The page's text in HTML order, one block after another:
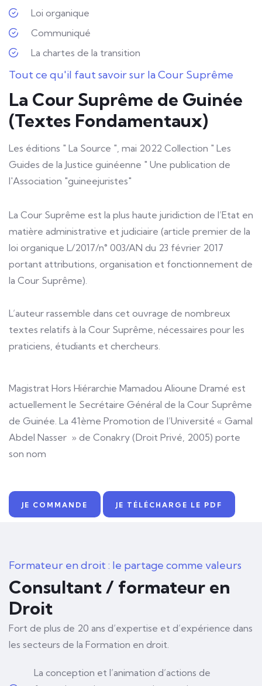
Loi organique
Communiqué
La chartes de la transition
Tout ce qu'il faut savoir sur la Cour Suprême
La Cour Suprême de Guinée
(Textes Fondamentaux)
Les éditions " La Source ", mai 2022 Collection " Les
Guides de la Justice guinéenne " Une publication de
l'Association "guineejuristes"
La Cour Suprême est la plus haute juridiction de l’Etat en
matière administrative et judiciaire (article premier de la
loi organique L/2017/n° 003/AN du 23 février 2017
portant attributions, organisation et fonctionnement de
la Cour Suprême).
L’auteur rassemble dans cet ouvrage de nombreux
textes relatifs à la Cour Suprême, nécessaires pour les
praticiens, étudiants et chercheurs.
Magistrat Hors Hiérarchie Mamadou Alioune Dramé est
actuellement le Secrétaire Général de la Cour Suprême
de Guinée. La 41ème Promotion de l’Université « Gamal
Abdel Nasser » de Conakry (Droit Privé, 2005) porte
son nom
JE COMMANDE JE TÉLÉCHARGE LE PDF
Formateur en droit : le partage comme valeurs
Consultant / formateur en
Droit
Fort de plus de 20 ans d’expertise et d’expérience dans
les secteurs de la Formation en droit.
La conception et l’animation d’actions de